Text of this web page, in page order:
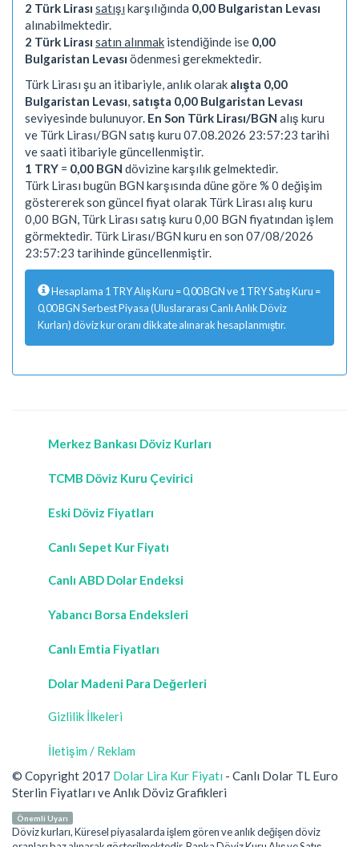
2 Türk Lirası satışı karşılığında 0,00 Bulgaristan Levası
alınabilmektedir.
2 Türk Lirası satın alınmak istendiğinde ise 0,00
Bulgaristan Levası ödenmesi gerekmektedir.
Türk Lirası şu an itibariyle, anlık olarak alışta 0,00
Bulgaristan Levası satışta 0,00 Bulgaristan Levası
seviyesinde bulunuyor. En Son Türk Lirası/BGN alış kuru
ve Türk Lirası/BGN satış kuru 07.08.2026 23:57:23 tarihi
ve saati itibariyle güncellenmiştir.
1 TRY = 0,00 BGN dövizine karşılık gelmektedir.
Türk Lirası bugün BGN karşısında düne göre % 0 değişim
göstererek son güncel fiyat olarak Türk Lirası alış kuru
0,00 BGN, Türk Lirası satış kuru 0,00 BGN fiyatından işlem
görmektedir. Türk Lirası/BGN kuru en son 07/08/2026
23:57:23 tarihinde güncellenmiştir.
Hesaplama 1 TRY Alış Kuru = 0,00 BGN ve 1 TRY Satış Kuru =
0,00 BGN Serbest Piyasa (Uluslararası Canlı Anlık Döviz
Kurları) döviz kur oranı dikkate alınarak hesaplanmıştır.
Merkez Bankası Döviz Kurları
TCMB Döviz Kuru Çevirici
Eski Döviz Fiyatları
Canlı Sepet Kur Fiyatı
Canlı ABD Dolar Endeksi
Yabancı Borsa Endeksleri
Canlı Emtia Fiyatları
Dolar Madeni Para Değerleri
Gizlilik İlkeleri
İletişim / Reklam
© Copyright 2017 Dolar Lira Kur Fiyatı - Canlı Dolar TL Euro
Sterlin Fiyatları ve Anlık Döviz Grafikleri
Önemli Uyarı
Döviz kurları, Küresel piyasalarda işlem gören ve anlık değişen döviz